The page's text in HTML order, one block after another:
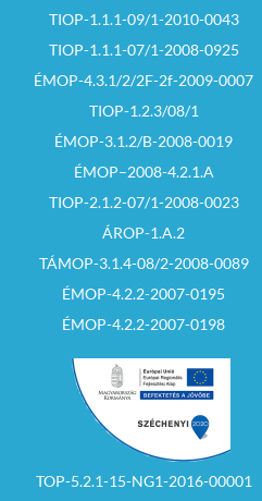
TIOP-1.1.1-09/1-2010-0043
TIOP-1.1.1-07/1-2008-0925
ÉMOP-4.3.1/2/2F-2f-2009-0007
TIOP-1.2.3/08/1
ÉMOP-3.1.2/B-2008-0019
ÉMOP–2008-4.2.1.A
TIOP-2.1.2-07/1-2008-0023
ÁROP-1.A.2
TÁMOP-3.1.4-08/2-2008-0089
ÉMOP-4.2.2-2007-0195
ÉMOP-4.2.2-2007-0198
TOP-5.2.1-15-NG1-2016-00001